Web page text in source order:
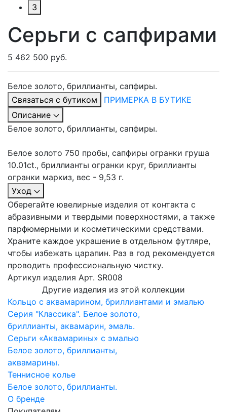
3
Серьги с сапфирами
5 462 500 руб.
Белое золото, бриллианты, сапфиры.
Связаться с бутиком
ПРИМЕРКА В БУТИКЕ
Описание
Белое золото, бриллианты, сапфиры.
Белое золото 750 пробы, сапфиры огранки груша
10.01ct., бриллианты огранки круг, бриллианты
огранки маркиз, вес - 9,53 г.
Уход
Оберегайте ювелирные изделия от контакта с
абразивными и твердыми поверхностями, а также
парфюмерными и косметическими средствами.
Храните каждое украшение в отдельном футляре,
чтобы избежать царапин. Раз в год рекомендуется
проводить профессиональную чистку.
Артикул изделия Арт. SR008
Другие изделия из этой коллекции
Кольцо с аквамарином, бриллиантами и эмалью
Серия "Классика". Белое золото,
бриллианты, аквамарин, эмаль.
Серьги «Аквамарины» с эмалью
Белое золото, бриллианты,
аквамарины.
Теннисное колье
Белое золото, бриллианты.
О бренде